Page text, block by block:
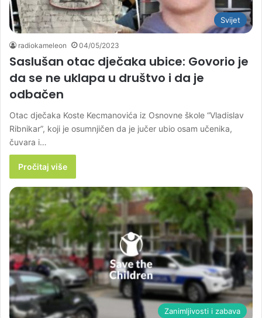
Svijet
radiokameleon 04/05/2023
Saslušan otac dječaka ubice: Govorio je
da se ne uklapa u društvo i da je
odbačen
Otac dječaka Koste Kecmanovića iz Osnovne škole “Vladislav
Ribnikar”, koji je osumnjičen da je jučer ubio osam učenika,
čuvara i…
Pročitaj više
Zanimljivosti i zabava